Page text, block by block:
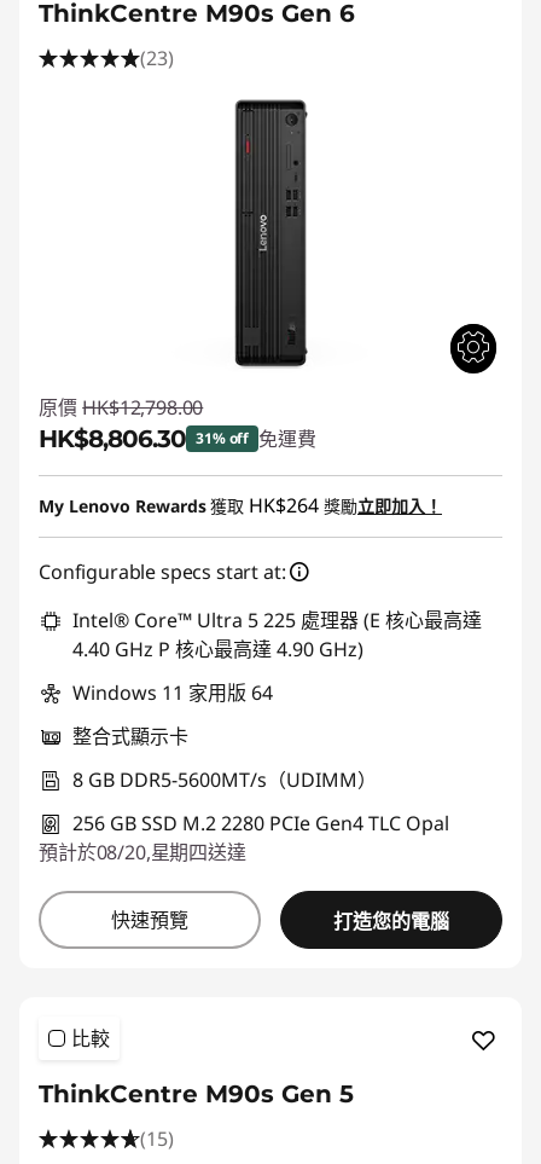
ThinkCentre M90s Gen 6
(23)
原價 HK$12,798.00
HK$8,806.30 31% off 免運費
即省 :-HK$3,991.70
My Lenovo Rewards獲取 HK$264 獎勵立即加入！
Configurable specs start at:
Intel® Core™ Ultra 5 225 處理器 (E 核心最高達
4.40 GHz P 核心最高達 4.90 GHz)
Windows 11 家用版 64
整合式顯示卡
8 GB DDR5-5600MT/s（UDIMM）
256 GB SSD M.2 2280 PCIe Gen4 TLC Opal
預計於08/20,星期四送達
快速預覽 打造您的電腦
比較
ThinkCentre M90s Gen 5
(15)